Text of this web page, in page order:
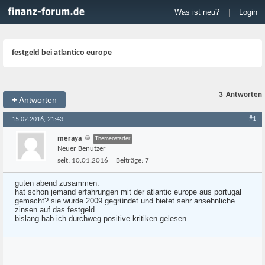
Was ist neu? Login
festgeld bei atlantico europe
+Antworten
3 Antworten
15.02.2016, 21:43 #1
meraya Themenstarter
Neuer Benutzer
seit: 10.01.2016 Beiträge: 7
guten abend zusammen.
hat schon jemand erfahrungen mit der atlantic europe aus portugal
gemacht? sie wurde 2009 gegründet und bietet sehr ansehnliche
zinsen auf das festgeld.
bislang hab ich durchweg positive kritiken gelesen.